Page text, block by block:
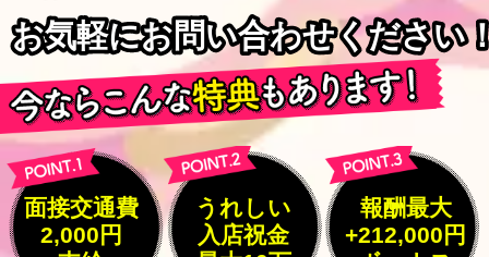
お気軽にお問い合わせください
お気軽にお問い合わせください
面接交通費
2,000円
うれしい
入店祝金
報酬最大
+212,000円